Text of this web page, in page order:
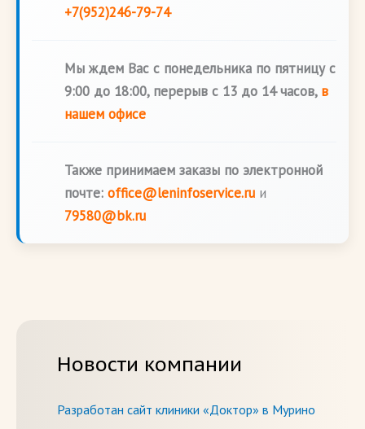
+7(952)246-79-74
Мы ждем Вас с понедельника по пятницу с
9:00 до 18:00, перерыв с 13 до 14 часов, в
нашем офисе
Также принимаем заказы по электронной
почте: office@leninfoservice.ru и
79580@bk.ru
Новости компании
Разработан сайт клиники «Доктор» в Мурино